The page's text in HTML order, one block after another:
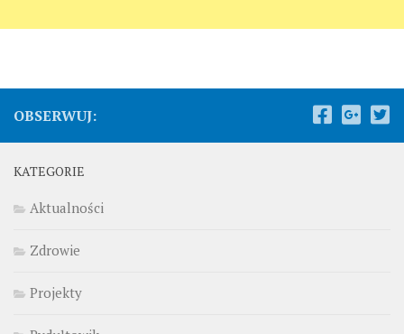
OBSERWUJ:
KATEGORIE
Aktualności
Zdrowie
Projekty